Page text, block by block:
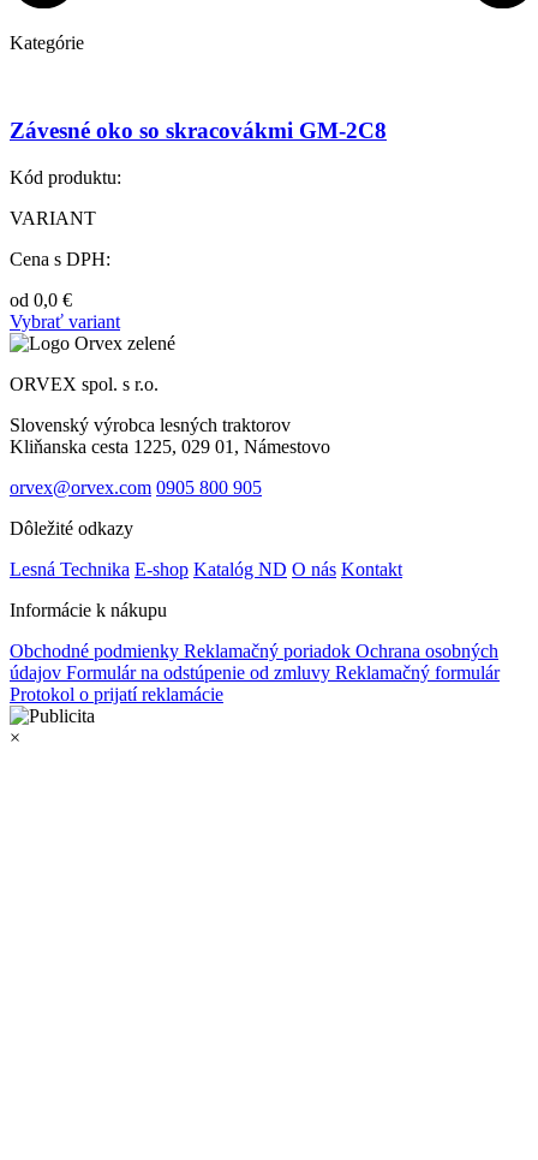
Kategórie
Závesné oko so skracovákmi GM-2C8
Kód produktu:
VARIANT
Cena s DPH:
od 0,0 €
Vybrať variant
ORVEX spol. s r.o.
Slovenský výrobca lesných traktorov
Kliňanska cesta 1225, 029 01, Námestovo
orvex@orvex.com 0905 800 905
Dôležité odkazy
Lesná Technika E-shop Katalóg ND O nás Kontakt
Informácie k nákupu
Obchodné podmienky Reklamačný poriadok Ochrana osobných
údajov Formulár na odstúpenie od zmluvy Reklamačný formulár
Protokol o prijatí reklamácie
×